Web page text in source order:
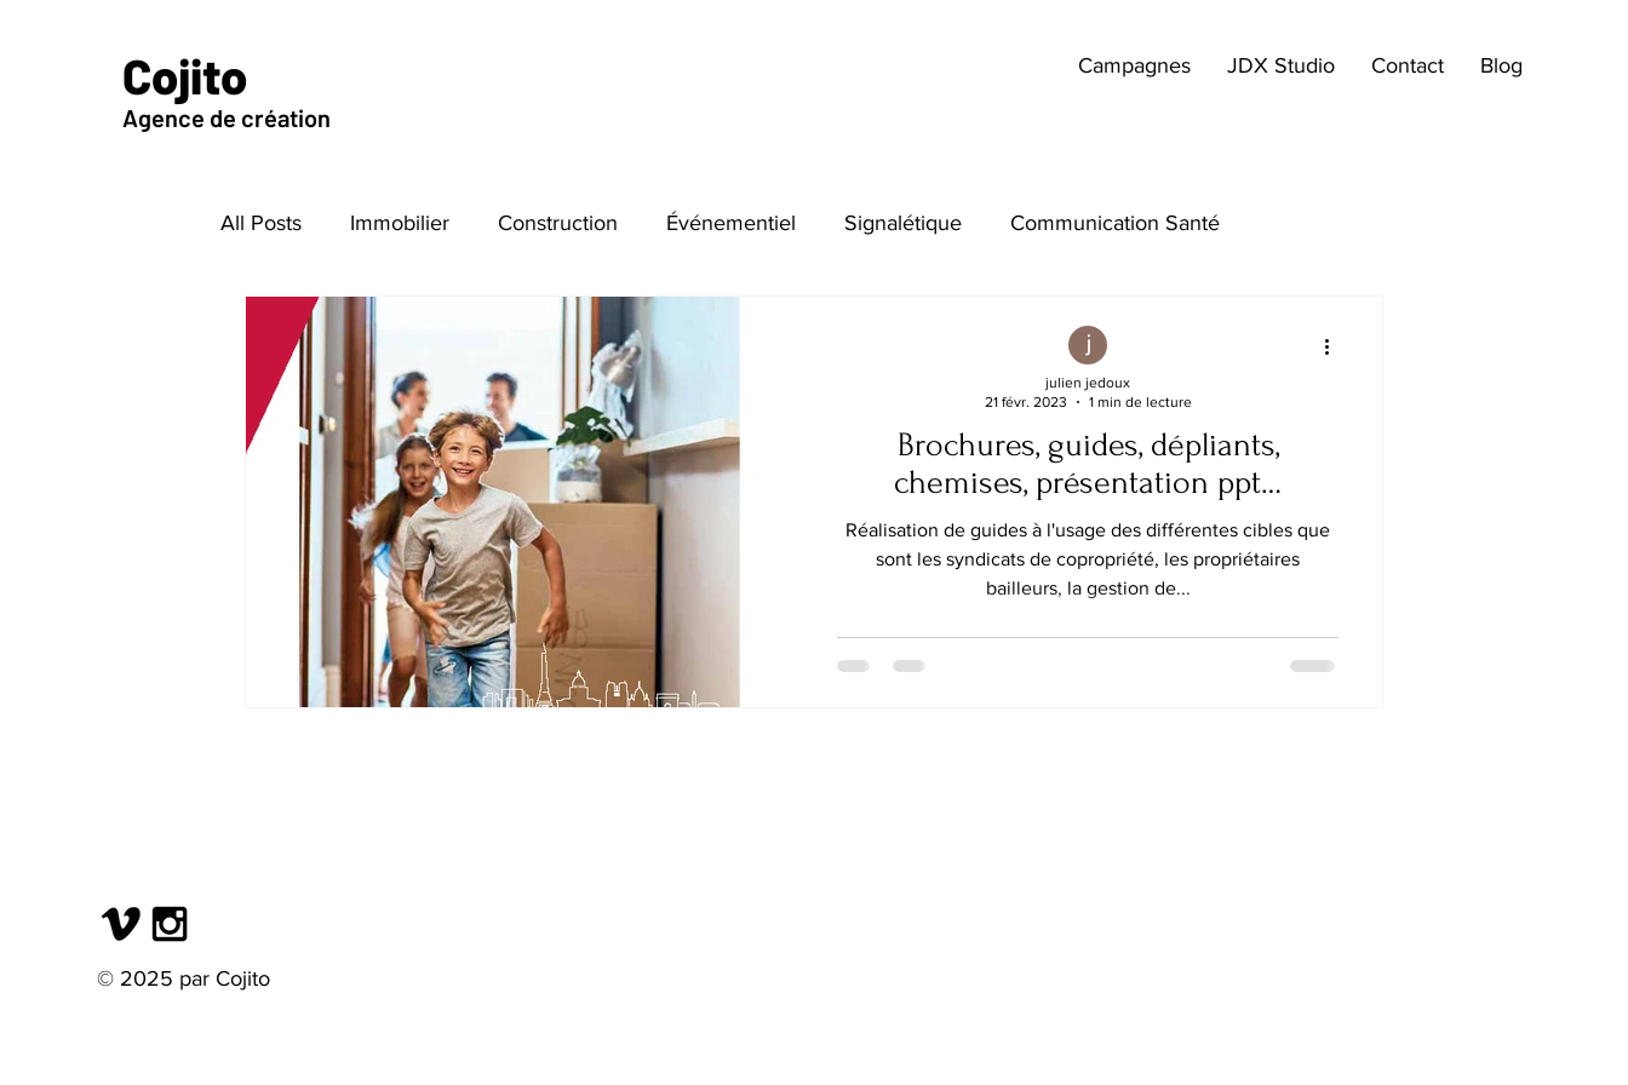
Cojito
Agence de création
Campagnes JDX Studio Contact Blog
All Posts Immobilier Construction Événementiel Signalétique Communication Santé
Brochures, guides, dépliants,
chemises, présentation ppt…
Réalisation de guides à l'usage des différentes cibles que
sont les syndicats de copropriété, les propriétaires
bailleurs, la gestion de...
julien jedoux
21 févr. 2023
1 min de lecture
© 2025 par Cojito